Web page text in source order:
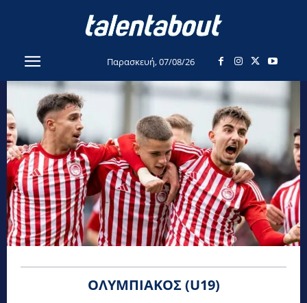
Παρασκευή, 07/08/26
ΟΛΥΜΠΙΑΚΌΣ (U19)